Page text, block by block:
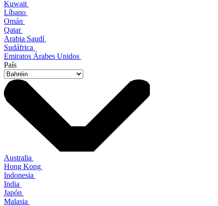
Kuwait
Líbano
Omán
Qatar
Arabia Saudí
Sudáfrica
Emiratos Árabes Unidos
País
Australia
Hong Kong
Indonesia
India
Japón
Malasia